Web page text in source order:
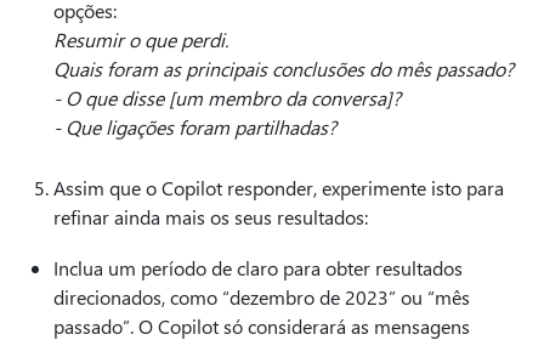
opções:
Resumir o que perdi.
Quais foram as principais conclusões do mês passado?
- O que disse [um membro da conversa]?
- Que ligações foram partilhadas?
Assim que o Copilot responder, experimente isto para
refinar ainda mais os seus resultados:
Inclua um período de claro para obter resultados
direcionados, como “dezembro de 2023” ou “mês
passado”. O Copilot só considerará as mensagens